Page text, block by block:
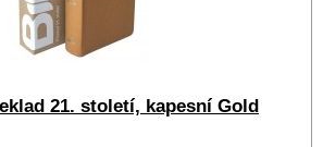
21. století, kapesní Gold